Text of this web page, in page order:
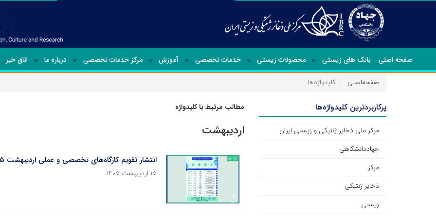
صفحه اصلی بانک های زیستی محصولات زیستی خدمات تخصصی آموزش مرکز خدمات تخصصی درباره ما اتاق خبر
صفحه‌اصلی کلیدواژه‌ها
مطالب مرتبط با کلیدواژه
اردیبهشت
انتشار تقویم کارگاه‌های تخصصی و عملی اردیبهشت ۱۴۰۵ در مرکز ملی ذخایر ژنتیکی و زیستی ایران
۱۵ اردیبهشت ۱۴۰۵
پرکاربردترین کلیدواژه‌ها
مرکز ملی ذخایر ژنتیکی و زیستی ایران
جهاددانشگاهی
مرکز
ذخایر ژنتیکی
زیستی